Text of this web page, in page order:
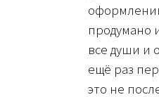
продумано
все души и
ещё раз
это не